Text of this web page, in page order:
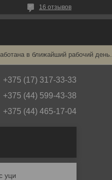
16 отзывов
в ближайший рабочий день.
+375 (17) 317-33-33
+375 (44) 599-43-38
+375 (44) 465-17-04
уци